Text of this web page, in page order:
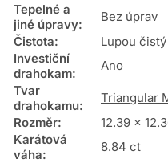
Tepelné a
jiné úpravy:
Bez úprav
Čistota:
Lupou čistý
Investiční
drahokam:
Ano
Tvar
drahokamu:
Triangular
Rozměr:
12.39 x
Karátová
váha:
8.84 ct